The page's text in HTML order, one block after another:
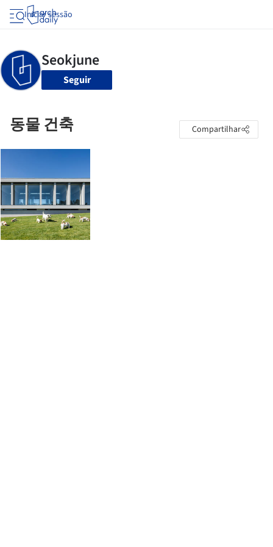
Iniciar sessão
Seguir
동물 건축 Compartilhar